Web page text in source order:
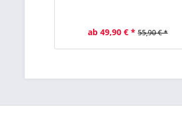
ab 49,90 € * 55,90 € *